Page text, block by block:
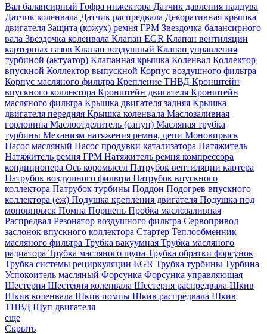
Вал балансирный Гофра инжектора Датчик давления наддува
Датчик коленвала Датчик распредвала Декоративная крышка
двигателя Защита (кожух) ремня ГРМ Звездочка балансирного
вала Звездочка коленвала Клапан EGR Клапан вентиляции
картерных газов Клапан воздушный Клапан управления
турбиной (актуатор) Клапанная крышка Коленвал Коллектор
впускной Коллектор выпускной Корпус воздушного фильтра
Корпус масляного фильтра Крепление ТНВД Кронштейн
впускного коллектора Кронштейн двигателя Кронштейн
масляного фильтра Крышка двигателя задняя Крышка
двигателя передняя Крышка коленвала Маслозаливная
горловина Маслоотделитель (сапун) Масляная трубка
турбины Механизм натяжения ремня, цепи Моновпрыск
Насос масляный Насос продувки катализатора Натяжитель
Натяжитель ремня ГРМ Натяжитель ремня компрессора
кондиционера Ось коромысел Патрубок вентиляции картера
Патрубок воздушного фильтра Патрубок впускного
коллектора Патрубок турбины Поддон Подогрев впускного
коллектора (еж) Подушка крепления двигателя Подушка под
моновпрыск Помпа Поршень Пробка маслозаливная
Распредвал Резонатор воздушного фильтра Сервопривод
заслонок впускного коллектора Стартер Теплообменник
масляного фильтра Трубка вакуумная Трубка масляного
радиатора Трубка масляного щупа Трубка обратки форсунок
Трубка системы рециркуляции EGR Трубка турбины Турбина
Успокоитель масляный Форсунка Форсунка управляющая
Шестерня Шестерня коленвала Шестерня распредвала Шкив
Шкив коленвала Шкив помпы Шкив распредвала Шкив
ТНВД Щуп двигателя
еще
Скрыть